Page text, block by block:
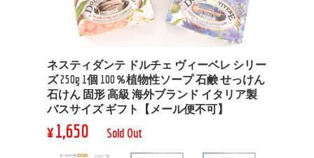
ネスティダンテ ドルチェ ヴィーベレ シリー
ズ 250g 1個 100％植物性ソープ 石鹸 せっけん
石けん 固形 高級 海外ブランド イタリア製
バスサイズ ギフト【メール便不可】
¥1,650 Sold Out